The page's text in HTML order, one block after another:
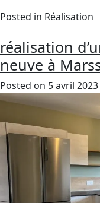
Posted in Réalisation
réalisation
neuve à
Posted on 5 avril 2023